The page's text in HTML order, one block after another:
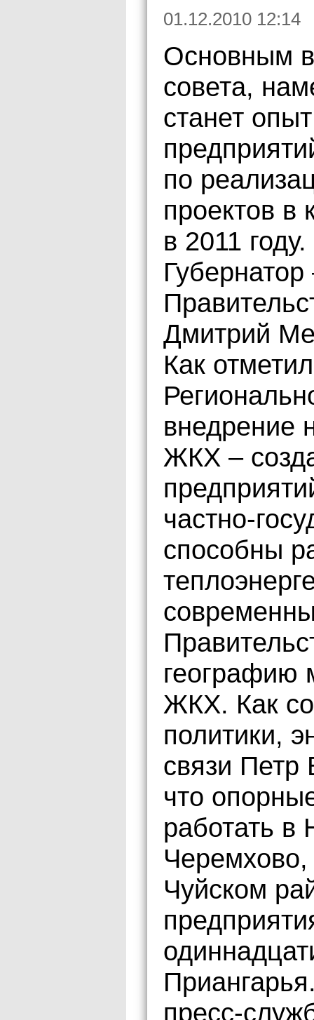
01.12.2010 12:14
Основным
совета,
станет
по
проектов в
в 2011
Дмитрий
Как
внедрение
ЖКХ –
частно-
способны
географию
ЖКХ. Как
политики,
связи Петр
что
работать в
Чуйском
пресс-